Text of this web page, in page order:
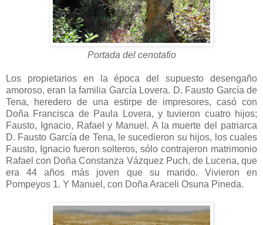
Portada del cenotafio
Los propietarios en la época del supuesto desengaño
amoroso, eran la familia García Lovera. D. Fausto García de
Tena, heredero de una estirpe de impresores, casó con
Doña Francisca de Paula Lovera, y tuvieron cuatro hijos;
Fausto, Ignacio, Rafael y Manuel. A la muerte del patriarca
D. Fausto García de Tena, le sucedieron su hijos, los cuales
Fausto, Ignacio fueron solteros, sólo contrajeron matrimonio
Rafael con Doña Constanza Vázquez Puch, de Lucena, que
era 44 años más joven que su marido. Vivieron en
Pompeyos 1. Y Manuel, con Doña Araceli Osuna Pineda.